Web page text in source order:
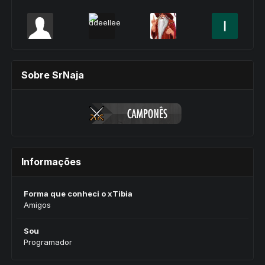
Sobre SrNaja
Informações
Forma que conheci o xTibia
Amigos
Sou
Programador